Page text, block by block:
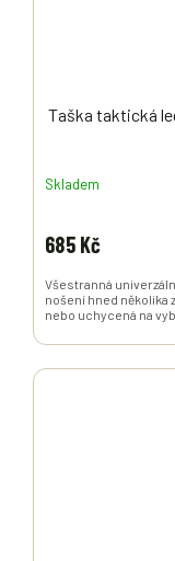
Taška taktická
Skladem
685 Kč
Všestranná
nošení hned několika
nebo uchycená na